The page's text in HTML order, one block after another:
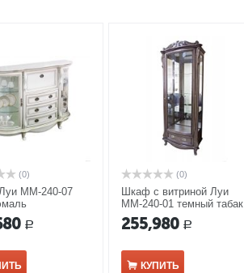
(0)
ММ-240-07
Р
(0)
Шкаф с витриной Луи
ММ-240-01 темный табак
255,980 Р
КУПИТЬ